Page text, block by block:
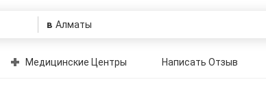
в
Медицинские Центры Написать Отзыв